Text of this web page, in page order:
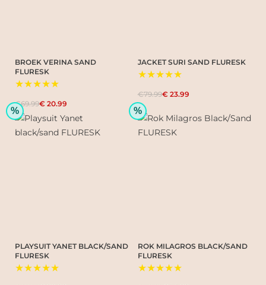
BROEK VERINA SAND
FLURESK
★★★★★
€69.99€ 20.99
JACKET SURI SAND FLURESK
★★★★★
€79.99€ 23.99
%
PLAYSUIT YANET BLACK/SAND
FLURESK
★★★★★
%
ROK MILAGROS BLACK/SAND
FLURESK
★★★★★